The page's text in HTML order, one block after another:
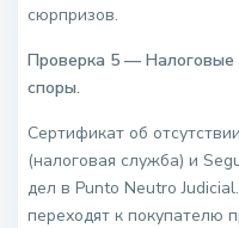
сюрпризов.
Проверка 5 — Налоговые
споры.
Сертификат об
(налоговая служба) и
дел в Punto Neutro
переходят к покупателю